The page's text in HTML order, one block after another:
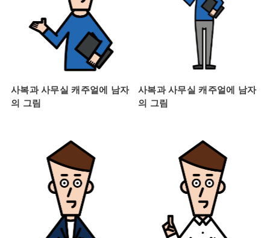
사복과 사무실 캐주얼에 남자
의 그림
사복과 사무실 캐주얼에 남자
의 그림